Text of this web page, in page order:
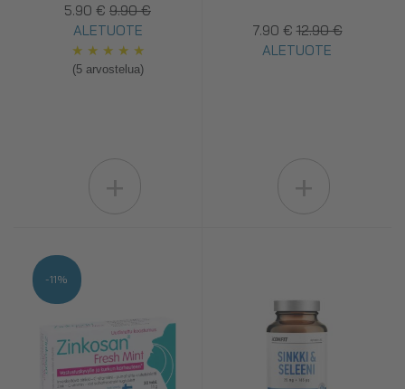
5.90 € 9.90 €
ALETUOTE
★ ★ ★ ★ ★
(5 arvostelua)
7.90 € 12.90 €
ALETUOTE
-11%